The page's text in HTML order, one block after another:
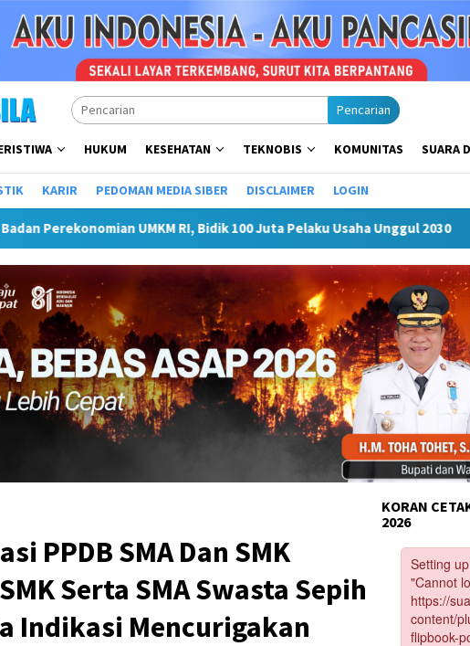
Pencarian
HUKUM KESEHATAN TEKNOBIS KOMUNITAS SUARA
KARIR PEDOMAN MEDIA SIBER DISCLAIMER LOGIN
RI, Bidik 100 Juta Pelaku Usaha Unggul 2030 Tasyakuran Ulang
PPDB SMA Dan SMK
Serta SMA Swasta Sepih
Indikasi Mencurigakan
KORAN
2026